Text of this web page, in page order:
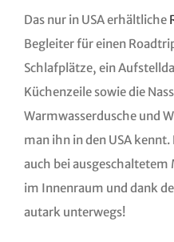
Das nur in USA erhältliche
Begleiter für einen
Schlafplätze, ein
Küchenzeile sowie die
Warmwasserdusche und
man ihn in den USA
auch bei
im Innenraum und dank
autark unterwegs!